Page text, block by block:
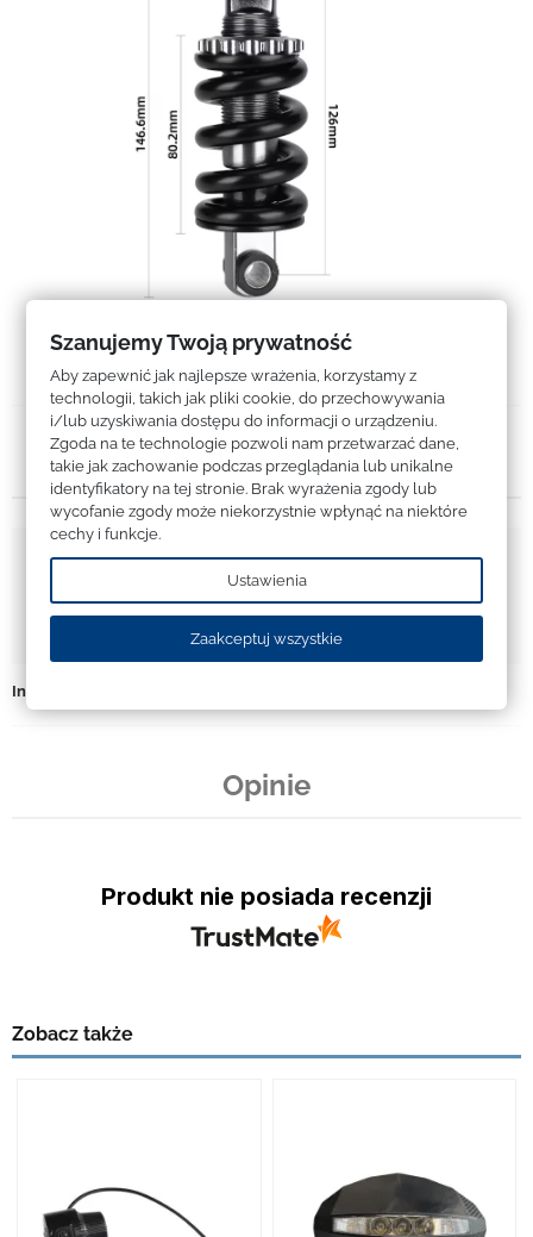
Szczegóły produktu
Zastosowanie Kukirin G4
Kopernika 33C, 32-050 Skawina
Indeks
Opinie
Produkt nie posiada recenzji
Zobacz także
Szanujemy Twoją prywatność
Aby zapewnić jak najlepsze wrażenia, korzystamy z
technologii, takich jak pliki cookie, do przechowywania
i/lub uzyskiwania dostępu do informacji o urządzeniu.
Zgoda na te technologie pozwoli nam przetwarzać dane,
takie jak zachowanie podczas przeglądania lub unikalne
identyfikatory na tej stronie. Brak wyrażenia zgody lub
wycofanie zgody może niekorzystnie wpłynąć na niektóre
cechy i funkcje.
Ustawienia
Zaakceptuj wszystkie